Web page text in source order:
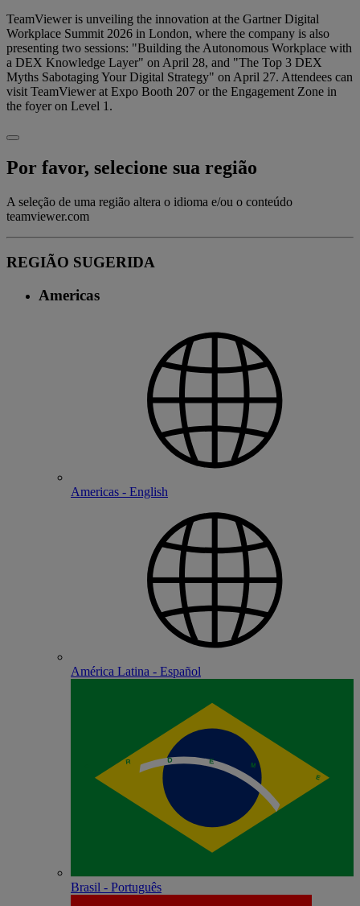
TeamViewer is unveiling the innovation at the Gartner Digital
Workplace Summit 2026 in London, where the company is also
presenting two sessions: "Building the Autonomous Workplace with
a DEX Knowledge Layer" on April 28, and "The Top 3 DEX
Myths Sabotaging Your Digital Strategy" on April 27. Attendees can
visit TeamViewer at Expo Booth 207 or the Engagement Zone in
the foyer on Level 1.
Por favor, selecione sua região
A seleção de uma região altera o idioma e/ou o conteúdo
teamviewer.com
REGIÃO SUGERIDA
Americas
Americas - English
América Latina - Español
Brasil - Português